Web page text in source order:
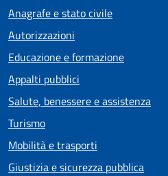
Anagrafe e stato civile
Autorizzazioni
Educazione e formazione
Appalti pubblici
Salute, benessere e assistenza
Turismo
Mobilità e trasporti
Giustizia e sicurezza pubblica